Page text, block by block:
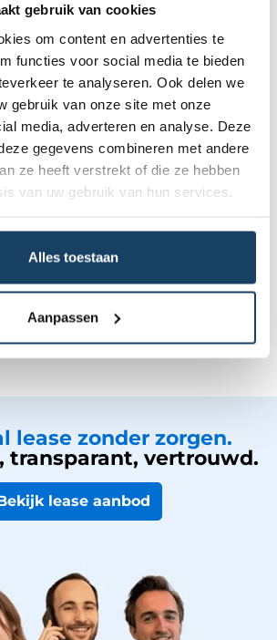
gebruik van cookies
om content en advertenties te
functies voor social media te bieden
te analyseren. Ook delen we
gebruik van onze site met onze
media, adverteren en analyse. Deze
gegevens combineren met andere
ze heeft verstrekt of die ze hebben
van uw gebruik van hun services.
Alles toestaan
Aanpassen
voor Financial Lease For You
occasions.
financial lease Mini
van de Mini 15 biedt ondernemers
Ten eerste behoud je liquiditeit,
investering vooraf hoeft te
en afschrijving. Tot slot biedt de
restwaarde, wat gunstig is
de Mini 15 maken Financial Lease
partij vanwege de
lease zonder zorgen.
transparant, vertrouwd.
lease aanbod